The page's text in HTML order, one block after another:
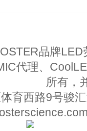
品牌
代理、
所有，
育西路9号骏